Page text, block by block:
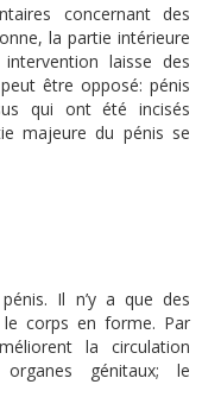
concernant des
la partie intérieure
laisse des
être opposé: pénis
qui ont été incisés
majeure du pénis se
Il n’y a que des
corps en forme. Par
la circulation
génitaux; le